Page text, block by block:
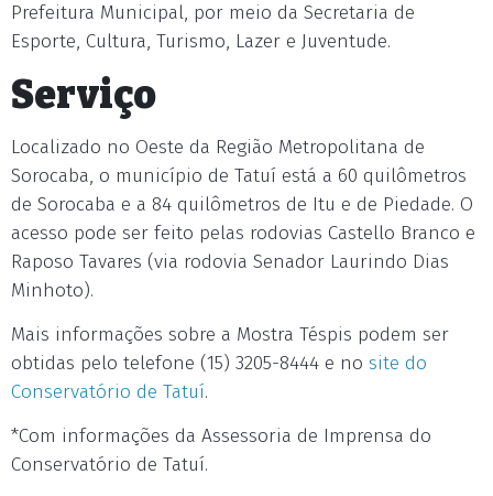
Prefeitura Municipal, por meio da Secretaria de
Esporte, Cultura, Turismo, Lazer e Juventude.
Serviço
Localizado no Oeste da Região Metropolitana de
Sorocaba, o município de Tatuí está a 60 quilômetros
de Sorocaba e a 84 quilômetros de Itu e de Piedade. O
acesso pode ser feito pelas rodovias Castello Branco e
Raposo Tavares (via rodovia Senador Laurindo Dias
Minhoto).
Mais informações sobre a Mostra Téspis podem ser
obtidas pelo telefone (15) 3205-8444 e no site do
Conservatório de Tatuí.
*Com informações da Assessoria de Imprensa do
Conservatório de Tatuí.